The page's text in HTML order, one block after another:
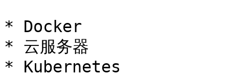
* Docker
* 云服务器
* Kubernetes